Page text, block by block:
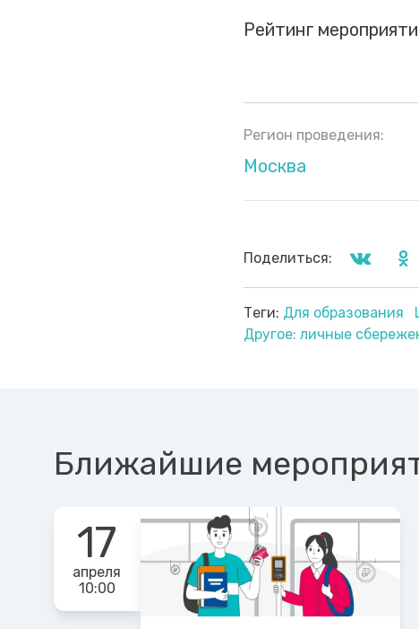
Рейтинг
Регион проведения:
Москва
Поделиться:
Теги: Для образования
Другое: личные
Ближайшие
17
апреля
10:00